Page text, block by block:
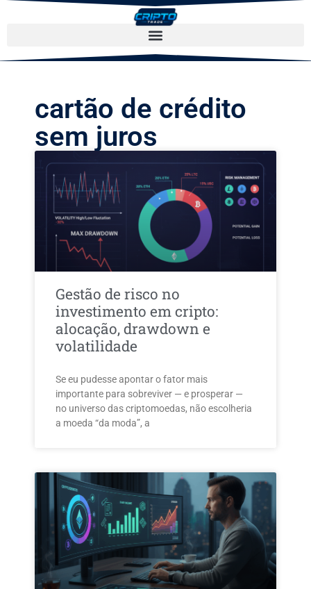
cartão de crédito
sem juros
Gestão de risco no
investimento em cripto:
alocação, drawdown e
volatilidade
Se eu pudesse apontar o fator mais
importante para sobreviver — e prosperar —
no universo das criptomoedas, não escolheria
a moeda “da moda”, a